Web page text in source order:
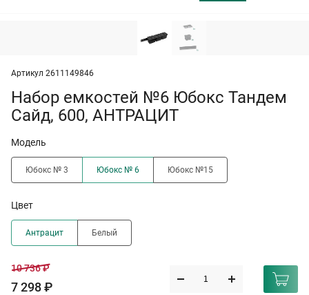
Артикул 2611149846
Набор емкостей №6 Юбокс Тандем
Сайд, 600, АНТРАЦИТ
Модель
Юбокс № 3 Юбокс № 6 Юбокс №15
Цвет
Антрацит Белый
10 736 ₽
7 298 ₽